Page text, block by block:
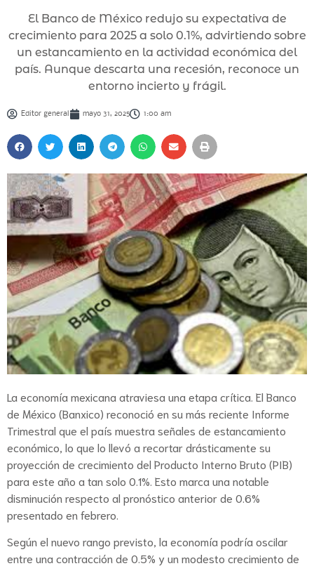
El Banco de México redujo su expectativa de
crecimiento para 2025 a solo 0.1%, advirtiendo sobre
un estancamiento en la actividad económica del
país. Aunque descarta una recesión, reconoce un
entorno incierto y frágil.
Editor general mayo 31, 2025 1:00 am
La economía mexicana atraviesa una etapa crítica. El Banco
de México (Banxico) reconoció en su más reciente Informe
Trimestral que el país muestra señales de estancamiento
económico, lo que lo llevó a recortar drásticamente su
proyección de crecimiento del Producto Interno Bruto (PIB)
para este año a tan solo 0.1%. Esto marca una notable
disminución respecto al pronóstico anterior de 0.6%
presentado en febrero.
Según el nuevo rango previsto, la economía podría oscilar
entre una contracción de 0.5% y un modesto crecimiento de